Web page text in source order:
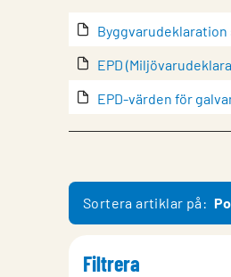
EPD
EPD-värden för
Garanti
Sortera artiklar på:
Filtrera